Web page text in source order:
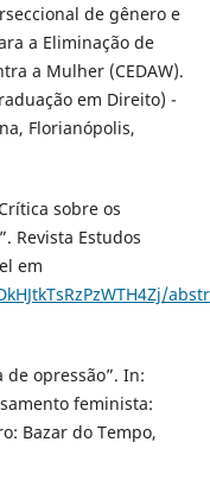
de gênero e
a Eliminação de
a Mulher (CEDAW).
em Direito) -
Florianópolis,
sobre os
Revista Estudos
em
de opressão”. In:
feminista:
Bazar do Tempo,